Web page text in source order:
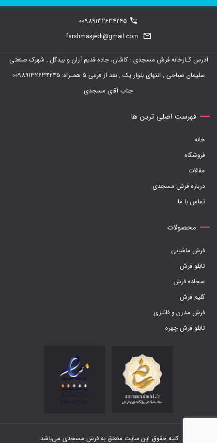
00989132634245
farshmasjedi@gmail.com
آدرس کـارخانه فرش مسجدی : کاشان، جاده قدیم آران و بیدگل , شهرک صنعتی
سلیمان صباحی , انتهای بلوار یک , بعد از فرعی 5 همـراه: 00989132634245
جناب آقای مسجدی
فهرست اصلی ترین ها
خانه
فروشگاه
مقالات
درباره فرش مسجدی
تماس با ما
محصولات
فرش ماشینی
تابلو فرش
سجاده فرش
گلیم فرش
فرش مدرن و فانتزی
تابلو فرش چهره
کلیه حقوق این سایت متعلق به فرش مسجدی می‌باشد.